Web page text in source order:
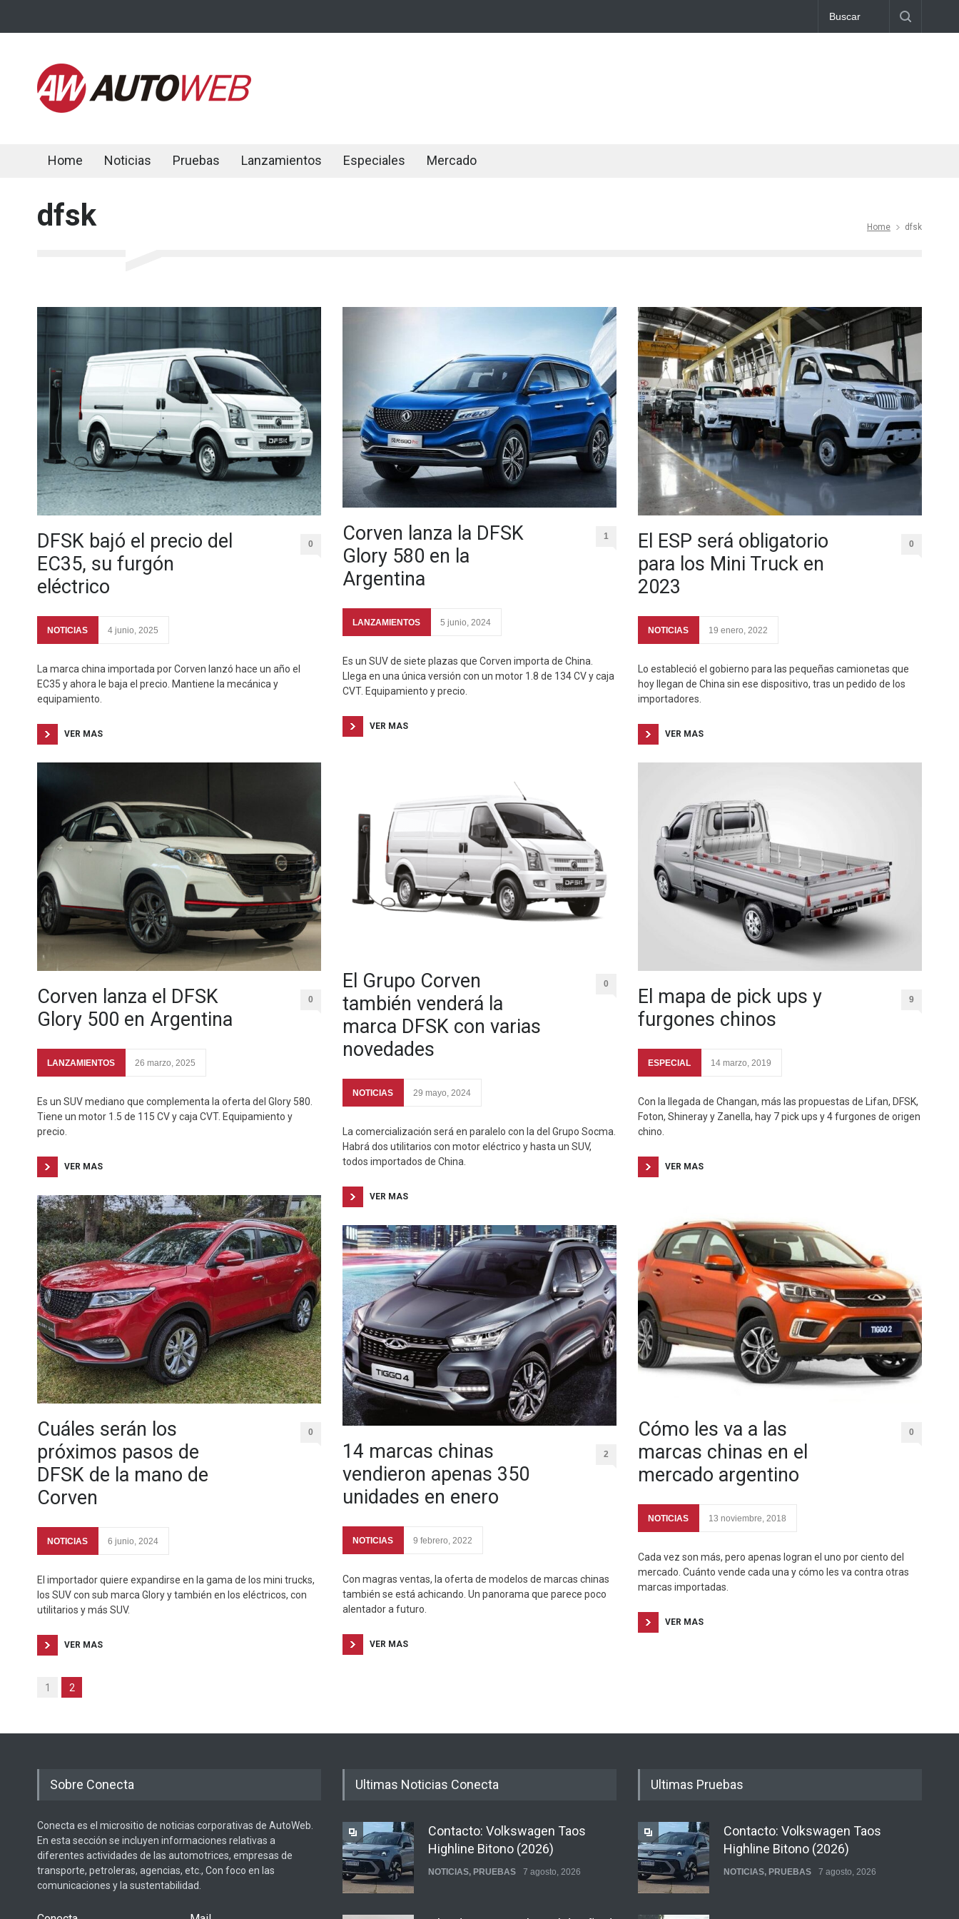
Home Noticias Pruebas Lanzamientos Especiales Mercado
dfsk Home dfsk
DFSK bajó el precio del
EC35, su furgón
eléctrico
0
NOTICIAS 4 junio, 2025
La marca china importada por Corven lanzó hace un año el
EC35 y ahora le baja el precio. Mantiene la mecánica y
equipamiento.
VER MAS
Corven lanza el DFSK
Glory 500 en Argentina
0
LANZAMIENTOS 26 marzo, 2025
Es un SUV mediano que complementa la oferta del Glory 580.
Tiene un motor 1.5 de 115 CV y caja CVT. Equipamiento y
precio.
VER MAS
Cuáles serán los
próximos pasos de
DFSK de la mano de
Corven
0
NOTICIAS 6 junio, 2024
El importador quiere expandirse en la gama de los mini trucks,
los SUV con sub marca Glory y también en los eléctricos, con
utilitarios y más SUV.
VER MAS
Corven lanza la DFSK
Glory 580 en la
Argentina
1
LANZAMIENTOS 5 junio, 2024
Es un SUV de siete plazas que Corven importa de China.
Llega en una única versión con un motor 1.8 de 134 CV y caja
CVT. Equipamiento y precio.
VER MAS
El Grupo Corven
también venderá la
marca DFSK con varias
novedades
0
NOTICIAS 29 mayo, 2024
La comercialización será en paralelo con la del Grupo Socma.
Habrá dos utilitarios con motor eléctrico y hasta un SUV,
todos importados de China.
VER MAS
14 marcas chinas
vendieron apenas 350
unidades en enero
2
NOTICIAS 9 febrero, 2022
Con magras ventas, la oferta de modelos de marcas chinas
también se está achicando. Un panorama que parece poco
alentador a futuro.
VER MAS
El ESP será obligatorio
para los Mini Truck en
2023
0
NOTICIAS 19 enero, 2022
Lo estableció el gobierno para las pequeñas camionetas que
hoy llegan de China sin ese dispositivo, tras un pedido de los
importadores.
VER MAS
El mapa de pick ups y
furgones chinos
9
ESPECIAL 14 marzo, 2019
Con la llegada de Changan, más las propuestas de Lifan, DFSK,
Foton, Shineray y Zanella, hay 7 pick ups y 4 furgones de origen
chino.
VER MAS
Cómo les va a las
marcas chinas en el
mercado argentino
0
NOTICIAS 13 noviembre, 2018
Cada vez son más, pero apenas logran el uno por ciento del
mercado. Cuánto vende cada una y cómo les va contra otras
marcas importadas.
VER MAS
1 2
Sobre Conecta
Conecta es el micrositio de noticias corporativas de AutoWeb.
En esta sección se incluyen informaciones relativas a
diferentes actividades de las automotrices, empresas de
transporte, petroleras, agencias, etc., Con foco en las
comunicaciones y la sustentabilidad.
Ultimas Noticias Conecta
Contacto: Volkswagen Taos
Highline Bitono (2026)
NOTICIAS, PRUEBAS 7 agosto, 2026
Ultimas Pruebas
Contacto: Volkswagen Taos
Highline Bitono (2026)
NOTICIAS, PRUEBAS 7 agosto, 2026